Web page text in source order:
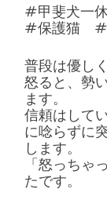
#甲斐犬一
#保護猫 #
普段は優し
怒ると、勢
ます。
信頼はして
に唸らずに
します。
「怒っちゃ
たです。